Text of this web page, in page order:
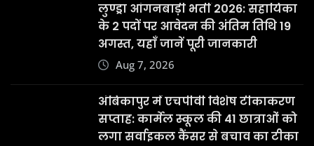
लुण्ड्रा आंगनबाड़ी भर्ती 2026: सहायिका
के 2 पदों पर आवेदन की अंतिम तिथि 19
अगस्त, यहाँ जानें पूरी जानकारी
Aug 7, 2026
अंबिकापुर में एचपीवी विशेष टीकाकरण
सप्ताह: कार्मेल स्कूल की 41 छात्राओं को
लगा सर्वाइकल कैंसर से बचाव का टीका